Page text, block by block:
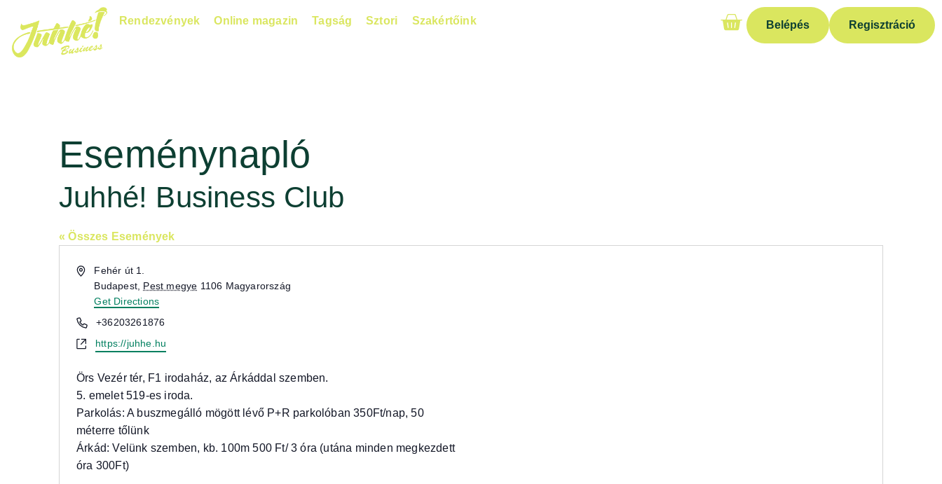
Rendezvények Online magazin Tagság Sztori Szakértőink Belépés Regisztráció
Eseménynapló
Juhhé! Business Club
« Összes Események
AddressFehér út 1.
Budapest, Pest megye 1106 Magyarország
Get Directions
Phone+36203261876
Websitehttps://juhhe.hu
Örs Vezér tér, F1 irodaház, az Árkáddal szemben.
5. emelet 519-es iroda.
Parkolás: A buszmegálló mögött lévő P+R parkolóban 350Ft/nap, 50
méterre tőlünk
Árkád: Velünk szemben, kb. 100m 500 Ft/ 3 óra (utána minden megkezdett
óra 300Ft)